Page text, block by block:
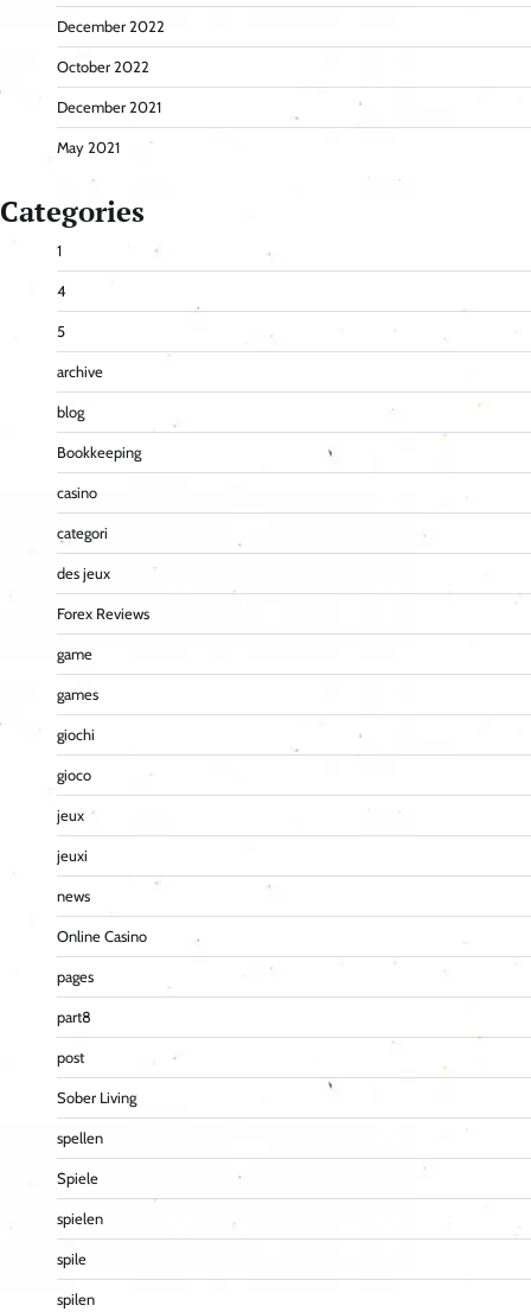
December 2022
October 2022
December 2021
May 2021
Categories
1
4
5
archive
blog
Bookkeeping
casino
categori
des jeux
Forex Reviews
game
games
giochi
gioco
jeux
jeuxi
news
Online Casino
pages
part8
post
Sober Living
spellen
Spiele
spielen
spile
spilen